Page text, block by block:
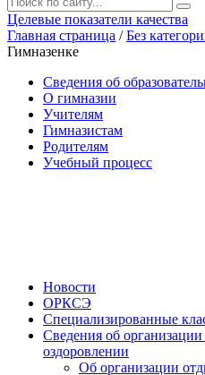
Целевые показатели качества
Главная страница /Без
Гимназенке
Сведения об
О гимназии
Учителям
Гимназистам
Родителям
Учебный процесс
Новости
ОРКСЭ
Специализированные
Сведения об
оздоровлении
Об организации